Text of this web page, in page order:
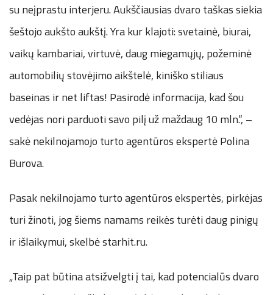
su neįprastu interjeru. Aukščiausias dvaro taškas siekia
šeštojo aukšto aukštį. Yra kur klajoti: svetainė, biurai,
vaikų kambariai, virtuvė, daug miegamųjų, požeminė
automobilių stovėjimo aikštelė, kiniško stiliaus
baseinas ir net liftas! Pasirodė informacija, kad šou
vedėjas nori parduoti savo pilį už maždaug 10 mln.“, –
sakė nekilnojamojo turto agentūros ekspertė Polina
Burova.
Pasak nekilnojamo turto agentūros ekspertės, pirkėjas
turi žinoti, jog šiems namams reikės turėti daug pinigų
ir išlaikymui, skelbė starhit.ru.
„Taip pat būtina atsižvelgti į tai, kad potencialūs dvaro